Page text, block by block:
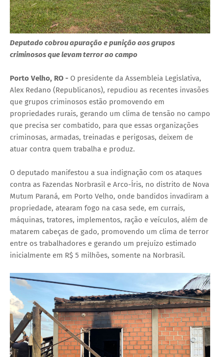
Deputado cobrou apuração e punição aos grupos
criminosos que levam terror ao campo
Porto Velho, RO - O presidente da Assembleia Legislativa,
Alex Redano (Republicanos), repudiou as recentes invasões
que grupos criminosos estão promovendo em
propriedades rurais, gerando um clima de tensão no campo
que precisa ser combatido, para que essas organizações
criminosas, armadas, treinadas e perigosas, deixem de
atuar contra quem trabalha e produz.
O deputado manifestou a sua indignação com os ataques
contra as Fazendas Norbrasil e Arco-Íris, no distrito de Nova
Mutum Paraná, em Porto Velho, onde bandidos invadiram a
propriedade, atearam fogo na casa sede, em currais,
máquinas, tratores, implementos, ração e veículos, além de
matarem cabeças de gado, promovendo um clima de terror
entre os trabalhadores e gerando um prejuízo estimado
inicialmente em R$ 5 milhões, somente na Norbrasil.